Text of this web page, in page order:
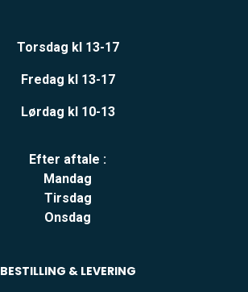
Torsdag kl 13-17
Fredag kl 13-17
Lørdag kl 10-13
Efter aftale :
Mandag
Tirsdag
Onsdag
BESTILLING & LEVERING